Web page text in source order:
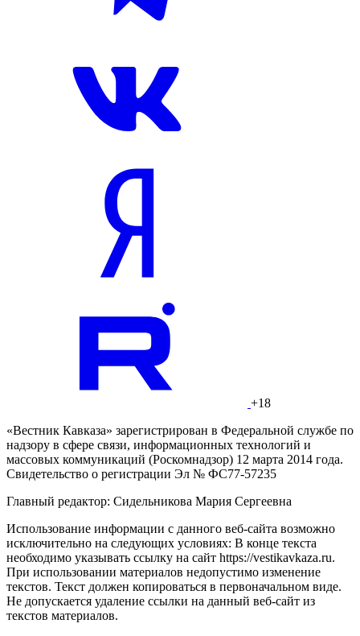
+18
«Вестник Кавказа» зарегистрирован в Федеральной службе по
надзору в сфере связи, информационных технологий и
массовых коммуникаций (Роскомнадзор) 12 марта 2014 года.
Свидетельство о регистрации Эл № ФС77-57235
Главный редактор: Сидельникова Мария Сергеевна
Использование информации с данного веб-сайта возможно
исключительно на следующих условиях: В конце текста
необходимо указывать ссылку на сайт https://vestikavkaza.ru.
При использовании материалов недопустимо изменение
текстов. Текст должен копироваться в первоначальном виде.
Не допускается удаление ссылки на данный веб-сайт из
текстов материалов.